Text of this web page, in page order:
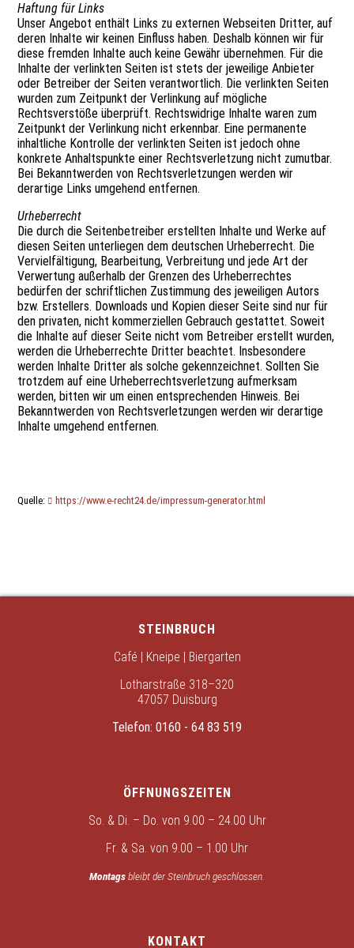
Haftung für Links
Unser Angebot enthält Links zu externen Webseiten Dritter, auf
deren Inhalte wir keinen Einfluss haben. Deshalb können wir für
diese fremden Inhalte auch keine Gewähr übernehmen. Für die
Inhalte der verlinkten Seiten ist stets der jeweilige Anbieter
oder Betreiber der Seiten verantwortlich. Die verlinkten Seiten
wurden zum Zeitpunkt der Verlinkung auf mögliche
Rechtsverstöße überprüft. Rechtswidrige Inhalte waren zum
Zeitpunkt der Verlinkung nicht erkennbar. Eine permanente
inhaltliche Kontrolle der verlinkten Seiten ist jedoch ohne
konkrete Anhaltspunkte einer Rechtsverletzung nicht zumutbar.
Bei Bekanntwerden von Rechtsverletzungen werden wir
derartige Links umgehend entfernen.
Urheberrecht
Die durch die Seitenbetreiber erstellten Inhalte und Werke auf
diesen Seiten unterliegen dem deutschen Urheberrecht. Die
Vervielfältigung, Bearbeitung, Verbreitung und jede Art der
Verwertung außerhalb der Grenzen des Urheberrechtes
bedürfen der schriftlichen Zustimmung des jeweiligen Autors
bzw. Erstellers. Downloads und Kopien dieser Seite sind nur für
den privaten, nicht kommerziellen Gebrauch gestattet. Soweit
die Inhalte auf dieser Seite nicht vom Betreiber erstellt wurden,
werden die Urheberrechte Dritter beachtet. Insbesondere
werden Inhalte Dritter als solche gekennzeichnet. Sollten Sie
trotzdem auf eine Urheberrechtsverletzung aufmerksam
werden, bitten wir um einen entsprechenden Hinweis. Bei
Bekanntwerden von Rechtsverletzungen werden wir derartige
Inhalte umgehend entfernen.
Quelle: https://www.e-recht24.de/impressum-generator.html
STEINBRUCH
Café | Kneipe | Biergarten
Lotharstraße 318–320
47057 Duisburg
Telefon: 0160 - 64 83 519
ÖFFNUNGSZEITEN
So. & Di. – Do. von 9.00 – 24.00 Uhr
Fr. & Sa. von 9.00 – 1.00 Uhr
Montagsbleibt der Steinbruch geschlossen.
KONTAKT